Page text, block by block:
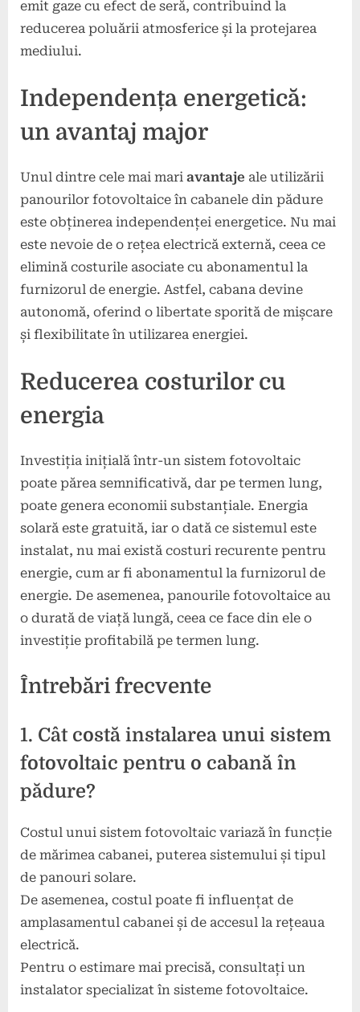
emit gaze cu efect de seră, contribuind la
reducerea poluării atmosferice și la protejarea
mediului.
Independența energetică:
un avantaj major
Unul dintre cele mai mari avantaje ale utilizării
panourilor fotovoltaice în cabanele din pădure
este obținerea independenței energetice. Nu mai
este nevoie de o rețea electrică externă, ceea ce
elimină costurile asociate cu abonamentul la
furnizorul de energie. Astfel, cabana devine
autonomă, oferind o libertate sporită de mișcare
și flexibilitate în utilizarea energiei.
Reducerea costurilor cu
energia
Investiția inițială într-un sistem fotovoltaic
poate părea semnificativă, dar pe termen lung,
poate genera economii substanțiale. Energia
solară este gratuită, iar o dată ce sistemul este
instalat, nu mai există costuri recurente pentru
energie, cum ar fi abonamentul la furnizorul de
energie. De asemenea, panourile fotovoltaice au
o durată de viață lungă, ceea ce face din ele o
investiție profitabilă pe termen lung.
Întrebări frecvente
1. Cât costă instalarea unui sistem
fotovoltaic pentru o cabană în
pădure?
Costul unui sistem fotovoltaic variază în funcție
de mărimea cabanei, puterea sistemului și tipul
de panouri solare.
De asemenea, costul poate fi influențat de
amplasamentul cabanei și de accesul la rețeaua
electrică.
Pentru o estimare mai precisă, consultați un
instalator specializat în sisteme fotovoltaice.